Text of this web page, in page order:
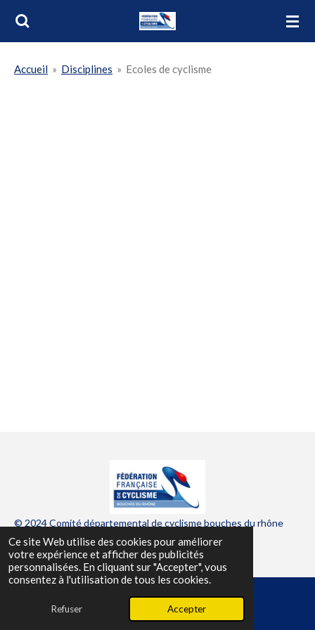
Ce site Web utilise des cookies pour améliorer
votre expérience et afficher des publicités
personnalisées. En cliquant sur "Accepter", vous
consentez à l'utilisation de tous les cookies.
Refuser Accepter
Passer
principal
Accueil » Disciplines » Ecoles de cyclisme
© 2024 Comité départemental de cyclisme bouches du rhône
Propulsé parWebador
E-mail